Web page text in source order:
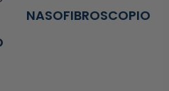
NASOFIBROSCOPIO